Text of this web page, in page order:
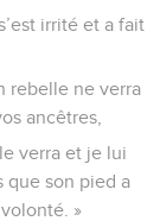
irrité et a fait
rebelle ne verra
ancêtres,
verra et je lui
que son pied a
»